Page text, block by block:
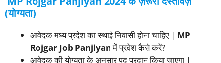
(योग्यता)
आवेदक मध्य प्रदेश का स्थाई निवासी होना चाहिए | MP
Rojgar Job Panjiyanमें प्रवेश कैसे करें?
आवेदक की योग्यता के अनुसार पद प्रदान किया जाएगा |